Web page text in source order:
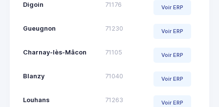
Digoin 71176 Voir ERP
Gueugnon 71230 Voir ERP
Charnay-lès-Mâcon 71105 Voir ERP
Blanzy 71040 Voir ERP
Louhans 71263 Voir ERP